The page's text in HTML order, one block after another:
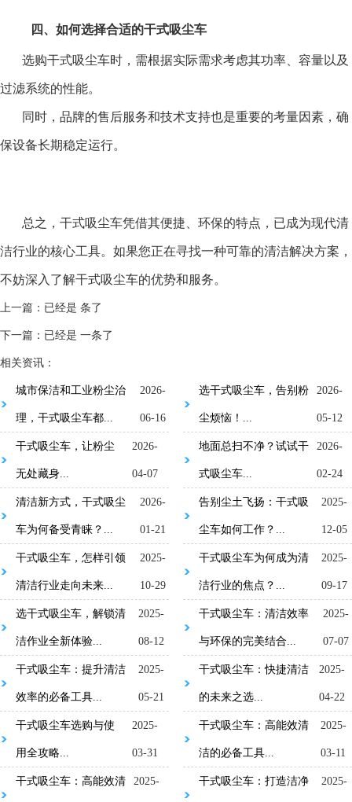
四、如何选择合适的干式吸尘车
选购干式吸尘车时，需根据实际需求考虑其功率、容量以及
过滤系统的性能。
同时，品牌的售后服务和技术支持也是重要的考量因素，确
保设备长期稳定运行。
总之，干式吸尘车凭借其便捷、环保的特点，已成为现代清
洁行业的核心工具。如果您正在寻找一种可靠的清洁解决方案，
不妨深入了解干式吸尘车的优势和服务。
上一篇：已经是 条了
下一篇：已经是 一条了
相关资讯：
城市保洁和工业粉尘治
理，干式吸尘车都...
2026-
06-16
选干式吸尘车，告别粉
尘烦恼！...
2026-
05-12
干式吸尘车，让粉尘
无处藏身...
2026-
04-07
地面总扫不净？试试干
式吸尘车...
2026-
02-24
清洁新方式，干式吸尘
车为何备受青睐？...
2026-
01-21
告别尘土飞扬：干式吸
尘车如何工作？...
2025-
12-05
干式吸尘车，怎样引领
清洁行业走向未来...
2025-
10-29
干式吸尘车为何成为清
洁行业的焦点？...
2025-
09-17
选干式吸尘车，解锁清
洁作业全新体验...
2025-
08-12
干式吸尘车：清洁效率
与环保的完美结合...
2025-
07-07
干式吸尘车：提升清洁
效率的必备工具...
2025-
05-21
干式吸尘车：快捷清洁
的未来之选...
2025-
04-22
干式吸尘车选购与使
用全攻略...
2025-
03-31
干式吸尘车：高能效清
洁的必备工具...
2025-
03-11
干式吸尘车：高能效清 2025- 干式吸尘车：打造洁净 2025-